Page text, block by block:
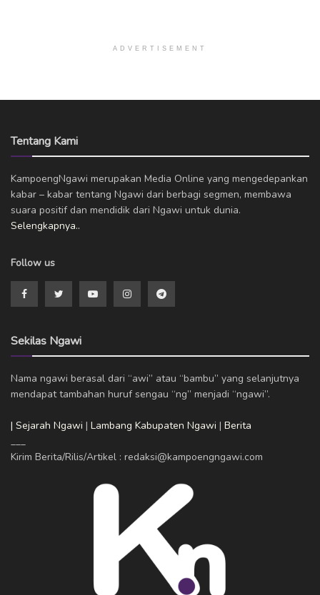
ADVERTISEMENT
Tentang Kami
KampoengNgawi merupakan Media Online yang mengedepankan
kabar – kabar tentang Ngawi dari berbagi segmen, membawa
suara positif dan mendidik dari Ngawi untuk dunia.
Selengkapnya..
Follow us
Sekilas Ngawi
Nama ngawi berasal dari “awi” atau “bambu” yang selanjutnya
mendapat tambahan huruf sengau “ng” menjadi “ngawi”.
| Sejarah Ngawi | Lambang Kabupaten Ngawi | Berita
___
Kirim Berita/Rilis/Artikel : redaksi@kampoengngawi.com